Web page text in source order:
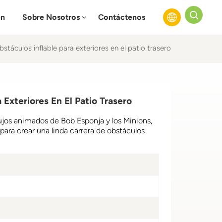
Sobre Nosotros Contáctenos
Русский
Español
inflable para exteriores en el patio trasero
En El Patio Trasero
animados de Bob Esponja y los Minions,
crear una linda carrera de obstáculos